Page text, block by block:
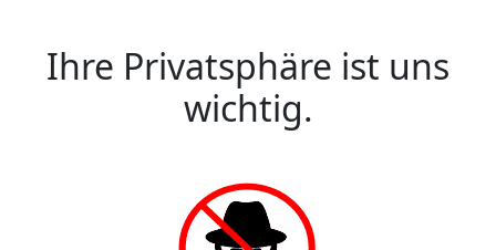
Ihre Privatsphäre ist uns
wichtig.